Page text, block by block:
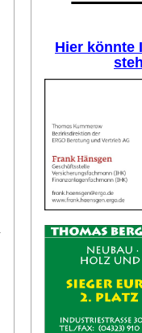
Hier könnte